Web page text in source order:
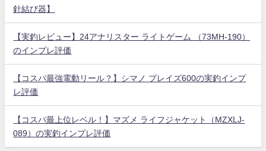
針結び器】
【実釣レビュー】24アナリスター ライトゲーム （73MH-190）
のインプレ評価
【コスパ最強電動リール？】シマノ プレイズ600の実釣インプ
レ評価
【コスパ最上位レベル！】マズメ ライフジャケット（MZXLJ-
089）の実釣インプレ評価